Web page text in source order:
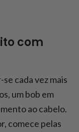
com
cada vez mais
um bob em
ao cabelo.
comece pelas